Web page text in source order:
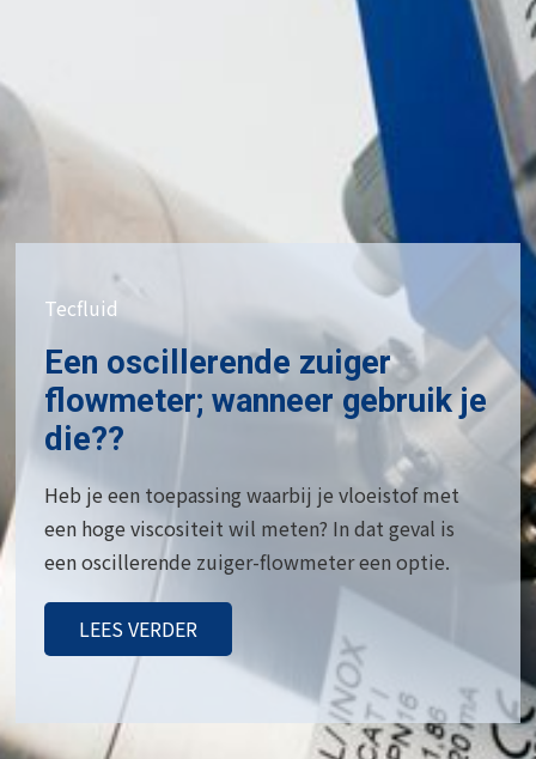
Tecfluid
Een oscillerende zuiger
flowmeter; wanneer gebruik je
die??
Heb je een toepassing waarbij je vloeistof met
een hoge viscositeit wil meten? In dat geval is
een oscillerende zuiger-flowmeter een optie.
LEES VERDER